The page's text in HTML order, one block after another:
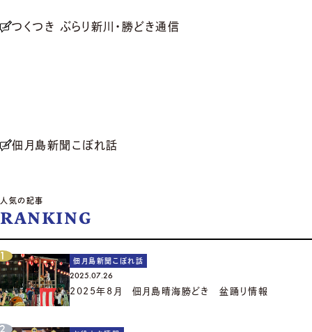
つくつき ぶらり新川・勝どき通信
佃月島新聞こぼれ話
人気の記事
RANKING
佃月島新聞こぼれ話
2025.07.26
2025年8月 佃月島晴海勝どき 盆踊り情報